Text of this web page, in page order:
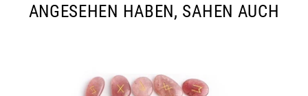
ANGESEHEN HABEN, SAHEN AUCH